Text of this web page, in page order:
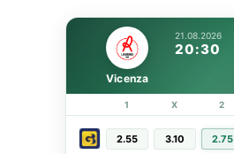
21.08.2026
20:30
Vicenza
1 X 2
2.55 3.10 2.75